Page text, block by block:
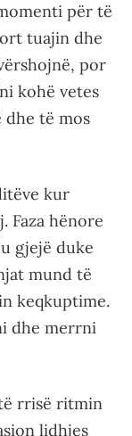
për të
tuajin dhe
por
kohë vetes
dhe të mos
kur
Faza hënore
gjejë duke
mund të
keqkuptime.
dhe merrni
rrisë ritmin
lidhjes